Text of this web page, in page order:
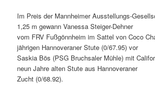
Im Preis der Mannheimer Ausstellungs-
1,25 m gewann Vanessa Steiger-Dehner
vom FRV Fußgönnheim im Sattel von Coco
jährigen Hannoveraner Stute (0/67.95) vor
Saskia Bös (PSG Bruchsaler Mühle) mit
neun Jahre alten Stute aus Hannoveraner
Zucht (0/68.92).